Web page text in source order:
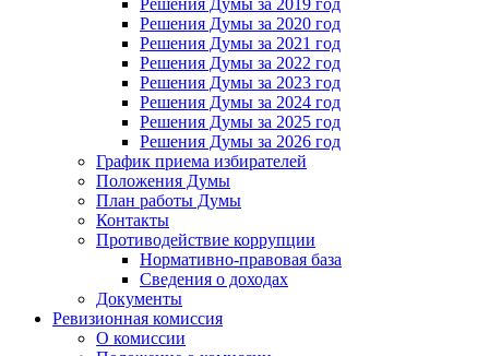
Решения Думы за 2019 год
Решения Думы за 2020 год
Решения Думы за 2021 год
Решения Думы за 2022 год
Решения Думы за 2023 год
Решения Думы за 2024 год
Решения Думы за 2025 год
Решения Думы за 2026 год
График приема избирателей
Положения Думы
План работы Думы
Контакты
Противодействие коррупции
Нормативно-правовая база
Сведения о доходах
Документы
Ревизионная комиссия
О комиссии